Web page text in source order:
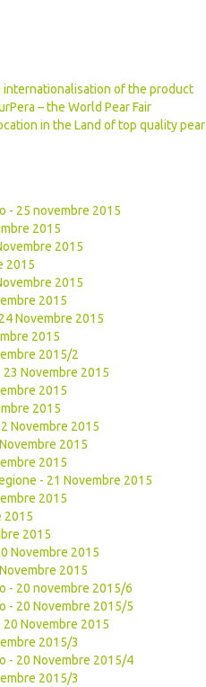
internationalisation of the product
– the World Pear Fair
in the Land of top quality pear
- 25 novembre 2015
2015
2015
2015
2015
2015
Novembre 2015
2015
2015/2
Novembre 2015
2015
2015
Novembre 2015
2015
2015
- 21 Novembre 2015
2015
2015
2015
Novembre 2015
2015
- 20 novembre 2015/6
- 20 Novembre 2015/5
Novembre 2015
2015/3
- 20 Novembre 2015/4
2015/3